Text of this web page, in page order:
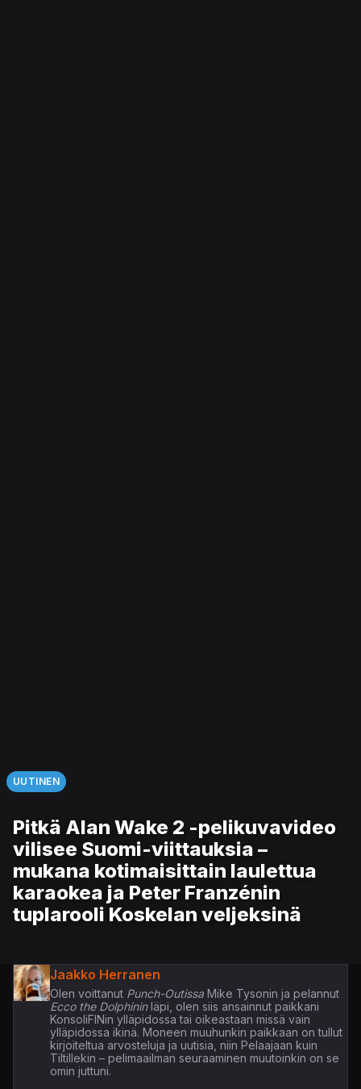
UUTINEN
Pitkä Alan Wake 2 -pelikuvavideo
vilisee Suomi-viittauksia –
mukana kotimaisittain laulettua
karaokea ja Peter Franzénin
tuplarooli Koskelan veljeksinä
Jaakko Herranen
Olen voittanutPunch-OutissaMike Tysonin ja pelannut
Ecco the Dolphininläpi, olen siis ansainnut paikkani
KonsoliFINin ylläpidossa tai oikeastaan missä vain
ylläpidossa ikinä. Moneen muuhunkin paikkaan on tullut
kirjoiteltua arvosteluja ja uutisia, niin Pelaajaan kuin
Tiltillekin – pelimaailman seuraaminen muutoinkin on se
omin juttuni.